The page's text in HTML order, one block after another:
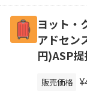
ヨット・
アドセン
円)ASP提
販売価格